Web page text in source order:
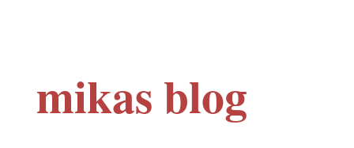
mikas blog